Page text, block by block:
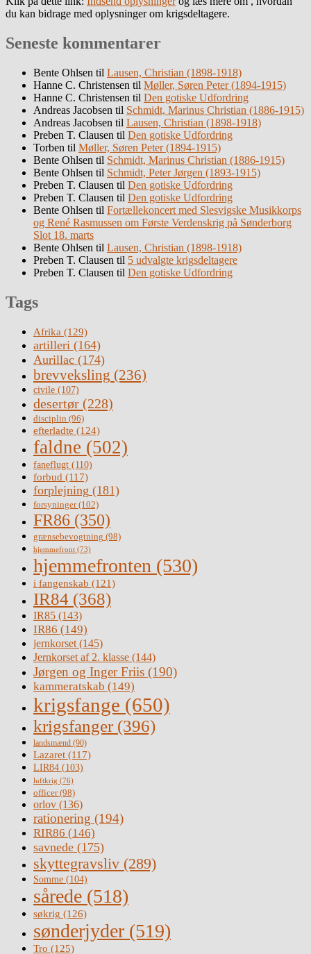
du kan bidrage med oplysninger om krigsdeltagere.
Seneste kommentarer
Bente Ohlsen til Lausen, Christian (1898-1918)
Hanne C. Christensen til Møller, Søren Peter (1894-1915)
Hanne C. Christensen til Den gotiske Udfordring
Andreas Jacobsen til Schmidt, Marinus Christian (1886-1915)
Andreas Jacobsen til Lausen, Christian (1898-1918)
Preben T. Clausen til Den gotiske Udfordring
Torben til Møller, Søren Peter (1894-1915)
Bente Ohlsen til Schmidt, Marinus Christian (1886-1915)
Bente Ohlsen til Schmidt, Peter Jørgen (1893-1915)
Preben T. Clausen til Den gotiske Udfordring
Preben T. Clausen til Den gotiske Udfordring
Bente Ohlsen til Fortællekoncert med Slesvigske Musikkorps
og René Rasmussen om Første Verdenskrig på Sønderborg
Slot 18. marts
Bente Ohlsen til Lausen, Christian (1898-1918)
Preben T. Clausen til 5 udvalgte krigsdeltagere
Preben T. Clausen til Den gotiske Udfordring
Tags
Afrika (129)
artilleri (164)
Aurillac (174)
brevveksling (236)
civile (107)
desertør (228)
disciplin (96)
efterladte (124)
faldne (502)
faneflugt (110)
forbud (117)
forplejning (181)
forsyninger(102)
FR86 (350)
grænsebevogtning (98)
hjemmefront (73)
hjemmefronten (530)
i fangenskab (121)
IR84 (368)
IR85 (143)
IR86 (149)
jernkorset(145)
Jernkorset af 2. klasse (144)
Jørgen og Inger Friis (190)
kammeratskab (149)
krigsfange (650)
krigsfanger (396)
landsmænd (90)
Lazaret (117)
LIR84 (103)
luftkrig (76)
officer(98)
orlov (136)
rationering (194)
RIR86 (146)
savnede (175)
skyttegravsliv (289)
Somme (104)
sårede (518)
søkrig (126)
sønderjyder (519)
Tro (125)